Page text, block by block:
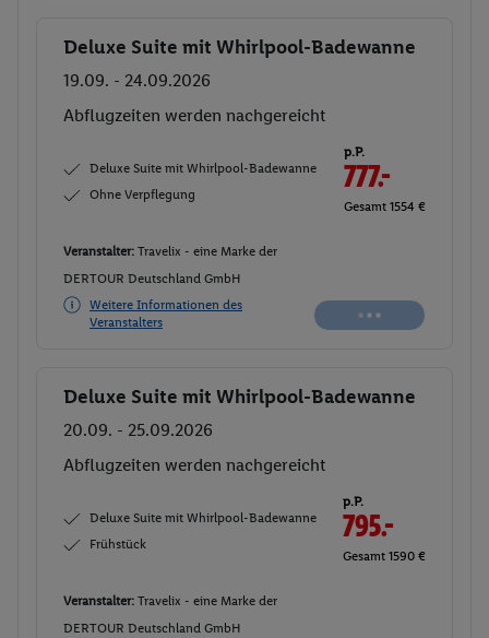
Buchen
Deluxe Suite mit Whirlpool-Badewanne
19.09. - 24.09.2026
Abflugzeiten werden nachgereicht
Deluxe Suite mit Whirlpool-Badewanne
Ohne Verpflegung
p.P.
777.-
Gesamt 1554 €
Veranstalter: Travelix - eine Marke der
DERTOUR Deutschland GmbH
Weitere Informationen des
Veranstalters
Buchen
Deluxe Suite mit Whirlpool-Badewanne
20.09. - 25.09.2026
Abflugzeiten werden nachgereicht
Deluxe Suite mit Whirlpool-Badewanne
Frühstück
p.P.
795.-
Gesamt 1590 €
Veranstalter: Travelix - eine Marke der
DERTOUR Deutschland GmbH